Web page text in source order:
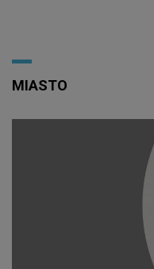
MIASTO